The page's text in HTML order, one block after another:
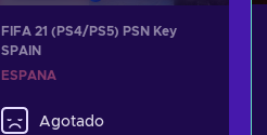
FIFA 21 (PS4/PS5) PSN Key
SPAIN
ESPAÑA
Agotado